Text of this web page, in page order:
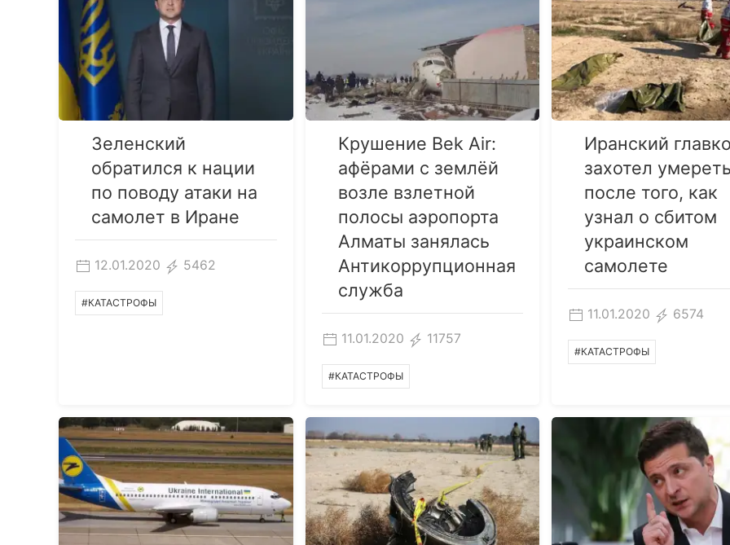
Зеленский
обратился к нации
по поводу атаки на
самолет в Иране
12.01.2020 5462
#КАТАСТРОФЫ
Крушение Bek Air:
афёрами с землёй
возле взлетной
полосы аэропорта
Алматы занялась
Антикоррупционная
служба
11.01.2020 11757
#КАТАСТРОФЫ
Иранский
захотел
после того, как
узнал о сбитом
украинском
самолете
11.01.2020 6574
#КАТАСТРОФЫ